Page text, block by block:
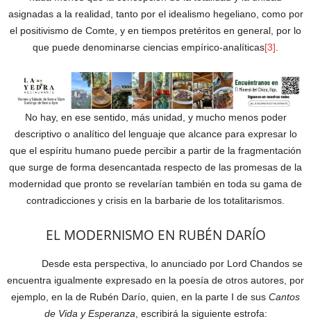
asignadas a la realidad, tanto por el idealismo hegeliano, como por
el positivismo de Comte, y en tiempos pretéritos en general, por lo
que puede denominarse ciencias empírico-analíticas[3]
No hay, en ese sentido, más unidad, y mucho menos poder
descriptivo o analítico del lenguaje que alcance para expresar lo
que el espíritu humano puede percibir a partir de la fragmentación
que surge de forma desencantada respecto de las promesas de la
modernidad que pronto se revelarían también en toda su gama de
contradicciones y crisis en la barbarie de los totalitarismos.
EL MODERNISMO EN RUBÉN DARÍO
Desde esta perspectiva, lo anunciado por Lord Chandos se
encuentra igualmente expresado en la poesía de otros autores, por
ejemplo, en la de Rubén Darío, quien, en la parte I de sus Cantos
de Vida y Esperanza , escribirá la siguiente estrofa: